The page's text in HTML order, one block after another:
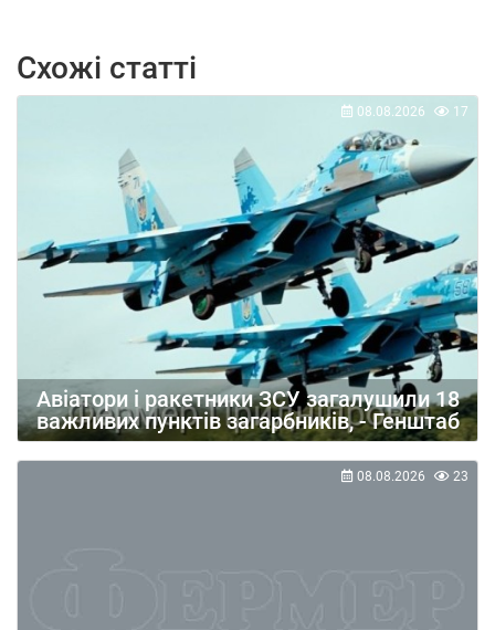
Схожі статті
Авіатори і ракетники ЗСУ загалушили 18
важливих пунктів загарбників, - Генштаб
08.08.2026 17
08.08.2026 23